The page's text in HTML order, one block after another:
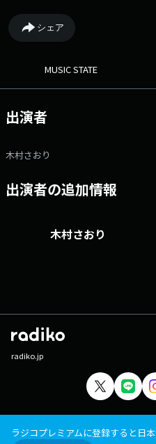
「Tokyo UP DATE」 ▼14：30
セージは下記アドレス・FAXまで
ibaraki.com
シェア
MUSIC STATE
出演者
木村さおり
出演者の追加情報
木村さおり
radiko.jp
ラジコプレミアムに登録すると日